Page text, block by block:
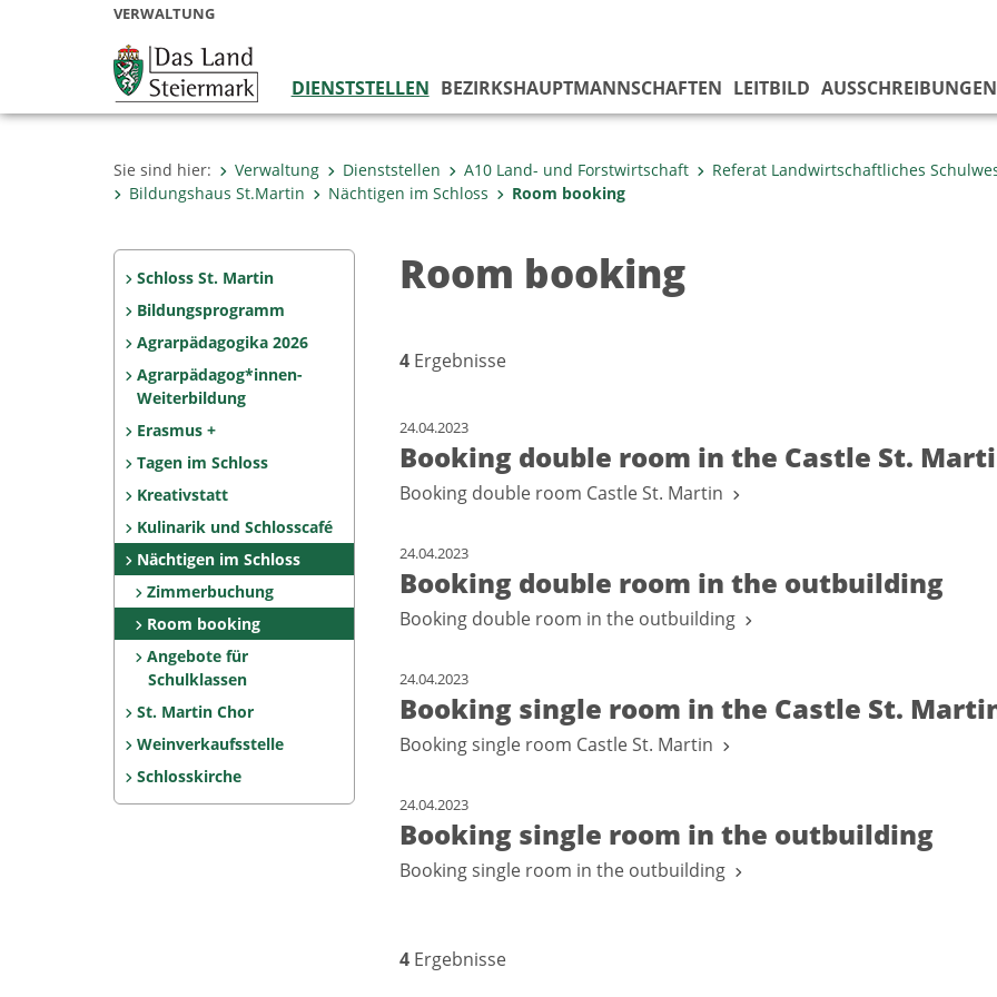
VERWALTUNG
DIENSTSTELLEN BEZIRKS­HAUPTMANNSCHAFTEN LEITBILD AUSSCHREIBUNGEN
Sie sind hier: Verwaltung Dienststellen A10 Land- und Forstwirtschaft
Referat Landwirtschaftliches
Bildungshaus St.Martin
Nächtigen im Schloss Room booking
Schloss St. Martin
Bildungsprogramm
Agrarpädagogika 2026
Agrarpädagog*innen-
Weiterbildung
Erasmus +
Tagen im Schloss
Kreativstatt
Kulinarik und Schlosscafé
Nächtigen im Schloss
Zimmerbuchung
Room booking
Angebote für
Schulklassen
St. Martin Chor
Weinverkaufsstelle
Schlosskirche
Room booking
4Ergebnisse
24.04.2023
Booking double room in the Castle St.
Booking double room Castle St. Martin
24.04.2023
Booking double room in the outbuilding
Booking double room in the outbuilding
24.04.2023
Booking single room in the Castle St.
Booking single room Castle St. Martin
24.04.2023
Booking single room in the outbuilding
Booking single room in the outbuilding
4Ergebnisse